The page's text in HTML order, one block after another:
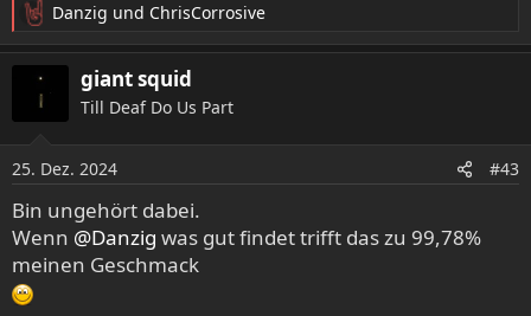
R
e
a
n
e
n
:
Danzig und ChrisCorrosive
giant squid
Till Deaf Do Us Part
25. Dez. 2024 #43
Bin ungehört dabei.
Wenn @Danzig was gut findet trifft das zu 99,78%
meinen Geschmack